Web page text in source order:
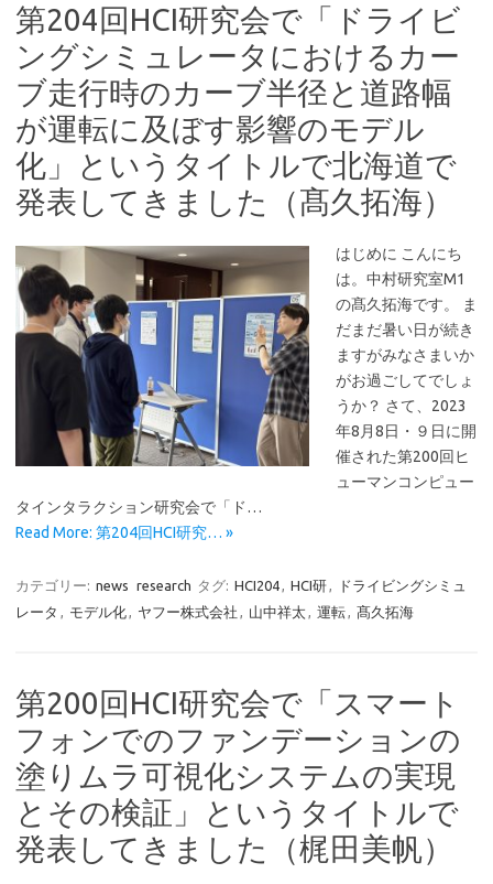
第204回HCI研究会で「ドライビ
ングシミュレータにおけるカー
ブ走行時のカーブ半径と道路幅
が運転に及ぼす影響のモデル
化」というタイトルで北海道で
発表してきました（髙久拓海）
はじめに こんにち
は。中村研究室M1
の髙久拓海です。 ま
だまだ暑い日が続き
ますがみなさまいか
がお過ごしてでしょ
うか？ さて、2023
年8月8日・９日に開
催された第200回ヒ
ューマンコンピュー
タインタラクション研究会で「ド…
Read More: 第204回HCI研究… »
カテゴリー: news research タグ: HCI204 HCI研
ドライビングシミュ
レータ
モデル化 ヤフー株式会社 山中祥太 運転 髙久拓海
第200回HCI研究会で「スマート
フォンでのファンデーションの
塗りムラ可視化システムの実現
とその検証」というタイトルで
発表してきました（梶田美帆）